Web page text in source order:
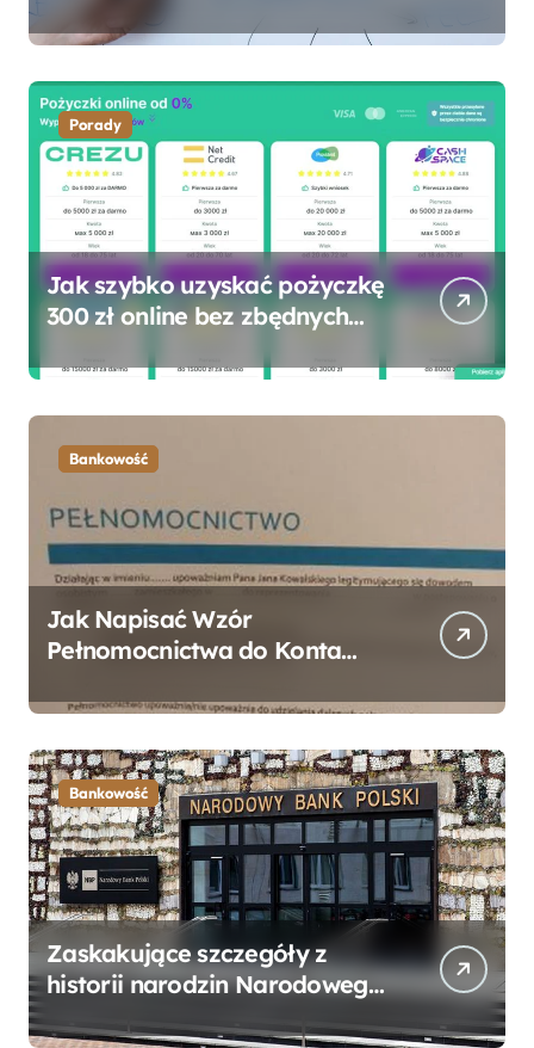
Porady
Jak szybko uzyskać pożyczkę
300 zł online bez zbędnych
Bankowość
Jak Napisać Wzór
Pełnomocnictwa do Konta
Przewodnik
Bankowość
Zaskakujące szczegóły z
historii narodzin Narodowego